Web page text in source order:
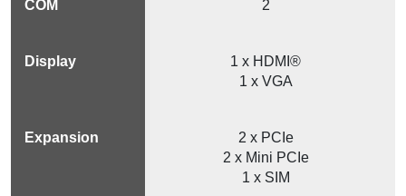
2
1 x HDMI®
1 x VGA
2 x PCIe
2 x Mini PCIe
1 x SIM